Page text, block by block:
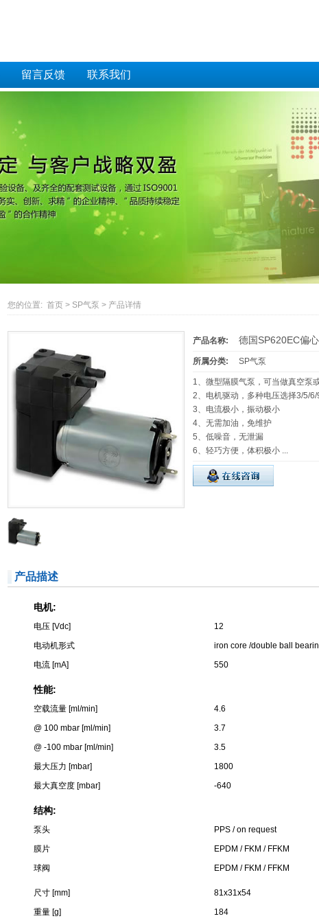
留言反馈 联系我们
您的位置: 首页 > SP气泵 > 产品详情
产品名称: 德国SP620EC偏
所属分类: SP气泵
1、微型隔膜气泵，可当做真空泵
2、电机驱动，多种电压选择3/5/
3、电流极小，振动极小
4、无需加油，免维护
5、低噪音，无泄漏
6、轻巧方便，体积极小 ...
产品描述
电机:
电压 [Vdc] 12
电动机形式
iron core /double ball
电流 [mA]
550
性能:
空载流量 [ml/min] 4.6
@ 100 mbar [ml/min]
3.7
@ -100 mbar [ml/min]
3.5
最大压力 [mbar]
1800
最大真空度 [mbar]
-640
结构:
泵头
PPS / on request
膜片
EPDM / FKM / FFKM
球阀
EPDM / FKM / FFKM
尺寸 [mm] 81x31x54
重量 [g]
184